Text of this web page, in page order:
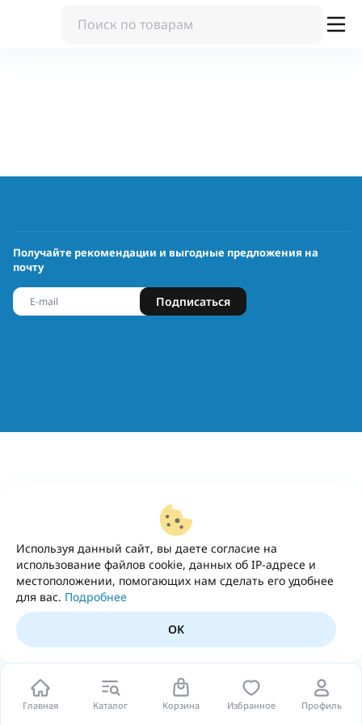
Главная Каталог Корзина Избранное Профиль
Используя данный сайт, вы даете согласие на
использование файлов cookie, данных об IP-адресе и
местоположении, помогающих нам сделать его удобнее
для вас. Подробнее
OK
Получайте рекомендации и выгодные предложения на
почту
Подписаться